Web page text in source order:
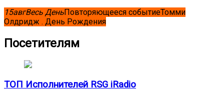
15авгВесь ДеньПовторяющееся событиеТомми
Олдридж . День Рождения
Посетителям
ТОП Исполнителей RSG iRadio